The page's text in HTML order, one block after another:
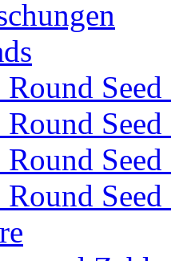
Seed
Seed
Seed
Seed